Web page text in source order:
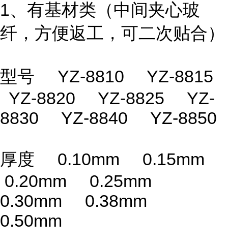
1、有基材类（中间夹心玻
纤，方便返工，可二次贴合）
型号 YZ-8810 YZ-8815
YZ-8820 YZ-8825 YZ-
8830 YZ-8840 YZ-8850
厚度 0.10mm 0.15mm
0.20mm 0.25mm
0.30mm 0.38mm
0.50mm